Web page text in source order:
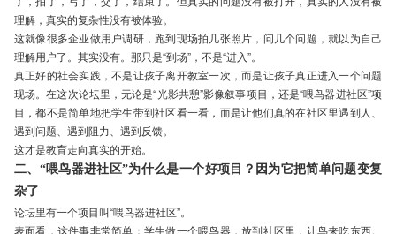
理解，真实的复杂性没有被体验。
这就像很多企业做用户调研，跑到现场拍几张照片，问几个问题，就以为自己
理解用户了。其实没有。那只是“到场”，不是“进入”。
真正好的社会实践，不是让孩子离开教室一次，而是让孩子真正进入一个问题
现场。在这次论坛里，无论是“光影共憩”影像叙事项目，还是“喂鸟器进社区”项
目，都不是简单地把学生带到社区看一看，而是让他们真的在社区里遇到人、
遇到问题、遇到阻力、遇到反馈。
这才是教育走向真实的开始。
二、“喂鸟器进社区”为什么是一个好项目？因为它把简单问题变复
杂了
论坛里有一个项目叫“喂鸟器进社区”。
表面看，这件事非常简单：学生做一个喂鸟器，放到社区里，让鸟来吃东西。